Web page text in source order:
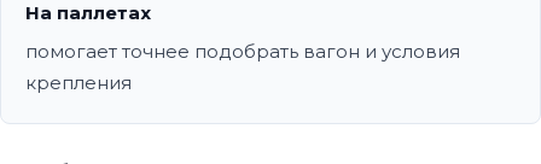
На паллетах
помогает точнее подобрать вагон и условия
крепления